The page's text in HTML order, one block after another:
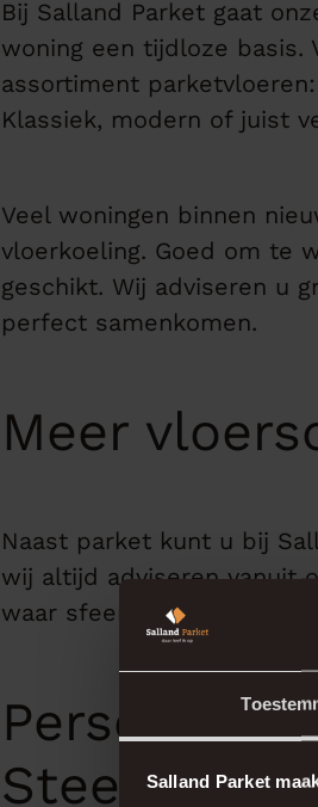
Salland Parket
Bij Salland Parket gaat
woning een tijdloze basis.
assortiment
Klassiek, modern of juist
Veel woningen binnen
vloerkoeling. Goed om te
geschikt. Wij adviseren u
perfect samenkomen.
Meer
Naast parket kunt u bij
wij altijd adviseren vanuit
waar sfeer en kwaliteit
Persoonlijk